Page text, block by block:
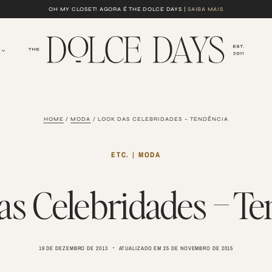
OH MY CLOSET! AGORA É THE DOLCE DAYS |SAIBA MAIS
HOME / MODA / LOOK DAS CELEBRIDADES – TENDÊNCIA
ETC. | MODA
Celebridades –
19 DE DEZEMBRO DE 2013 ATUALIZADO EM 25 DE NOVEMBRO DE 2015